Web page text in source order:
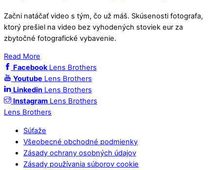
Začni natáčať video s tým, čo už máš. Skúsenosti fotografa,
ktorý prešiel na video bez vyhodených stoviek eur za
zbytočné fotografické vybavenie.
Read More
Facebook Lens Brothers
Youtube Lens Brothers
Linkedin Lens Brothers
Instagram Lens Brothers
Lens Brothers
Súťaže
Všeobecné obchodné podmienky
Zásady ochrany osobných údajov
Zásady používania súborov cookie